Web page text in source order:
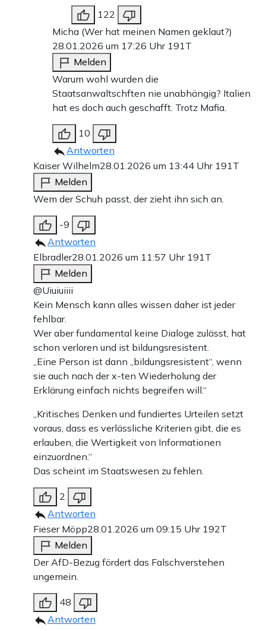
122
Micha (Wer hat meinen Namen geklaut?)
28.01.2026 um 17:26 Uhr 191T
Melden
Warum wohl wurden die
Staatsanwaltschften nie unabhängig? Italien
hat es doch auch geschafft. Trotz Mafia.
10
Antworten
Kaiser Wilhelm28.01.2026 um 13:44 Uhr 191T
Melden
Wem der Schuh passt, der zieht ihn sich an.
-9
Antworten
Elbradler28.01.2026 um 11:57 Uhr 191T
Melden
@Uiuiuiiii
Kein Mensch kann alles wissen daher ist jeder
fehlbar.
Wer aber fundamental keine Dialoge zulässt, hat
schon verloren und ist bildungsresistent.
„Eine Person ist dann „bildungsresistent“, wenn
sie auch nach der x-ten Wiederholung der
Erklärung einfach nichts begreifen will.“
„Kritisches Denken und fundiertes Urteilen setzt
voraus, dass es verlässliche Kriterien gibt, die es
erlauben, die Wertigkeit von Informationen
einzuordnen.“
Das scheint im Staatswesen zu fehlen.
2
Antworten
Fieser Möpp28.01.2026 um 09:15 Uhr 192T
Melden
Der AfD-Bezug fördert das Falschverstehen
ungemein.
48
Antworten